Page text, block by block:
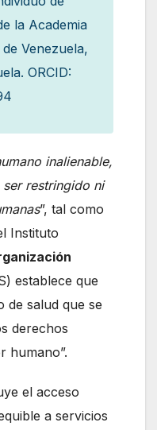
la Academia
Venezuela,
ORCID:
inalienable,
restringido ni
”, tal como
Instituto
establece que
de salud que se
derechos
humano”.
el acceso
a servicios